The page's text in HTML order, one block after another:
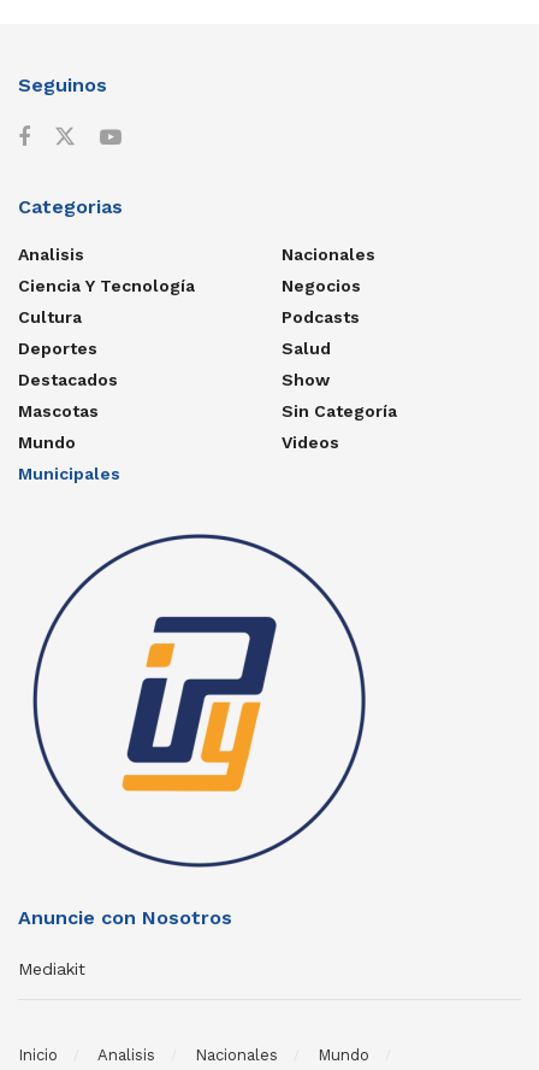
Seguinos
Categorias
Analisis
Ciencia Y Tecnología
Cultura
Deportes
Destacados
Mascotas
Mundo
Municipales
Nacionales
Negocios
Podcasts
Salud
Show
Sin Categoría
Videos
Anuncie con Nosotros
Mediakit
Inicio Analisis Nacionales Mundo